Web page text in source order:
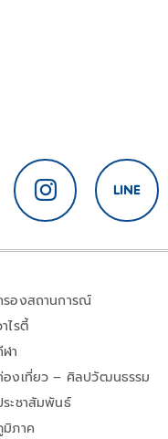
รองสถานการณ์
ไรตี้
า
องเที่ยว – ศิลปวัฒนธรรม
ระชาสัมพันธ์
ภาค